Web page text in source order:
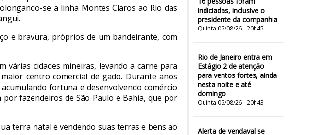
indiciadas, inclusive o
presidente da companhia
Quinta 06/08/26 - 20h45
Rio de Janeiro entra em
Estágio 2 de atenção
para ventos fortes, ainda
nesta noite e até
domingo
Quinta 06/08/26 - 20h43
Alerta de vendaval se
se a linha Montes Claros ao Rio das
e bravura, próprios de um bandeirante, com
várias cidades mineiras, levando a carne para
centro comercial de gado. Durante anos
fortuna e desenvolvendo comércio
fazendeiros de São Paulo e Bahia, que por
terra natal e vendendo suas terras e bens ao